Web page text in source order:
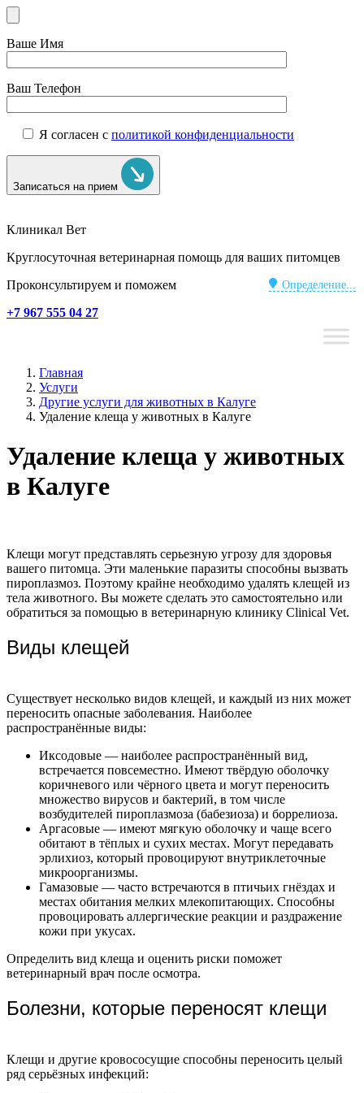
Ваше Имя
Ваш Телефон
Я согласен с политикой конфиденциальности
Записаться на прием
Клиникал Вет
Круглосуточная ветеринарная помощь для ваших питомцев
Определение...
Проконсультируем и поможем
+7 967 555 04 27
Главная
Услуги
Другие услуги для животных в Калуге
Удаление клеща у животных в Калуге
Удаление клеща у животных
в Калуге
Клещи могут представлять серьезную угрозу для здоровья
вашего питомца. Эти маленькие паразиты способны вызвать
пироплазмоз. Поэтому крайне необходимо удалять клещей из
тела животного. Вы можете сделать это самостоятельно или
обратиться за помощью в ветеринарную клинику Clinical Vet.
Виды клещей
Существует несколько видов клещей, и каждый из них может
переносить опасные заболевания. Наиболее
распространённые виды:
Иксодовые — наиболее распространённый вид,
встречается повсеместно. Имеют твёрдую оболочку
коричневого или чёрного цвета и могут переносить
множество вирусов и бактерий, в том числе
возбудителей пироплазмоза (бабезиоза) и боррелиоза.
Аргасовые — имеют мягкую оболочку и чаще всего
обитают в тёплых и сухих местах. Могут передавать
эрлихиоз, который провоцируют внутриклеточные
микроорганизмы.
Гамазовые — часто встречаются в птичьих гнёздах и
местах обитания мелких млекопитающих. Способны
провоцировать аллергические реакции и раздражение
кожи при укусах.
Определить вид клеща и оценить риски поможет
ветеринарный врач после осмотра.
Болезни, которые переносят клещи
Клещи и другие кровососущие способны переносить целый
ряд серьёзных инфекций: